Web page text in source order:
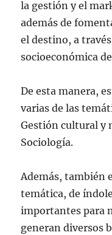
la gestión y el
además de
el destino, a
socioeconómica
De esta manera,
varias de las
Gestión cultural y
Sociología.
Además, también
temática, de
importantes para
generan diversos